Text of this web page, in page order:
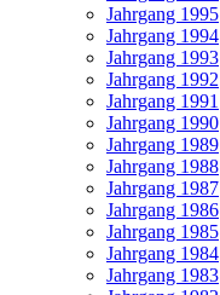
Jahrgang 1995
Jahrgang 1994
Jahrgang 1993
Jahrgang 1992
Jahrgang 1991
Jahrgang 1990
Jahrgang 1989
Jahrgang 1988
Jahrgang 1987
Jahrgang 1986
Jahrgang 1985
Jahrgang 1984
Jahrgang 1983